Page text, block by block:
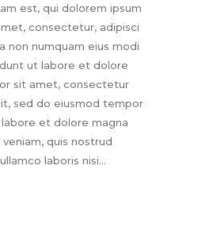
est, qui dolorem ipsum
consectetur, adipisci
non numquam eius modi
ut labore et dolore
sit amet, consectetur
sed do eiusmod tempor
et dolore magna
veniam, quis nostrud
laboris nisi…